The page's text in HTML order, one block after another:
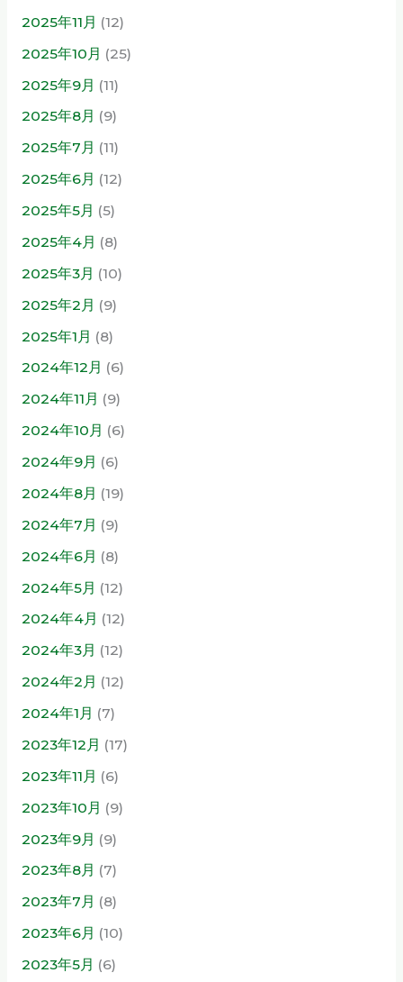
2025年11月 (12)
2025年10月 (25)
2025年9月 (11)
2025年8月 (9)
2025年7月 (11)
2025年6月 (12)
2025年5月 (5)
2025年4月 (8)
2025年3月 (10)
2025年2月 (9)
2025年1月 (8)
2024年12月 (6)
2024年11月 (9)
2024年10月 (6)
2024年9月 (6)
2024年8月 (19)
2024年7月 (9)
2024年6月 (8)
2024年5月 (12)
2024年4月 (12)
2024年3月 (12)
2024年2月 (12)
2024年1月 (7)
2023年12月 (17)
2023年11月 (6)
2023年10月 (9)
2023年9月 (9)
2023年8月 (7)
2023年7月 (8)
2023年6月 (10)
2023年5月 (6)